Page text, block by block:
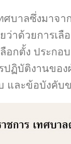
าลซึ่งมาจาก
าด้วยการเลื
อกตั้ง ประก
ฏิบัติงานของ
และข้อบังคับ